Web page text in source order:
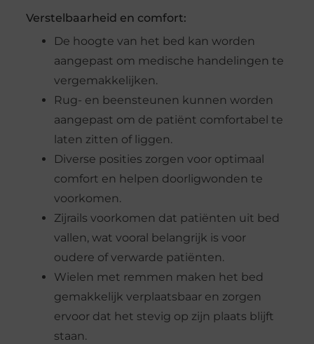
Verstelbaarheid en comfort:
De hoogte van het bed kan worden
aangepast om medische handelingen te
vergemakkelijken.
Rug- en beensteunen kunnen worden
aangepast om de patiënt comfortabel te
laten zitten of liggen.
Diverse posities zorgen voor optimaal
comfort en helpen doorligwonden te
voorkomen.
Zijrails voorkomen dat patiënten uit bed
vallen, wat vooral belangrijk is voor
oudere of verwarde patiënten.
Wielen met remmen maken het bed
gemakkelijk verplaatsbaar en zorgen
ervoor dat het stevig op zijn plaats blijft
staan.